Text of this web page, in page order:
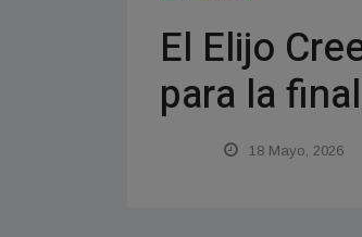
El Elijo
para la
18 Mayo, 2026